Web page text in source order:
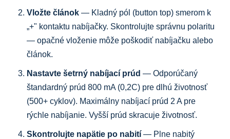
Vložte článok — Kladný pól (button top) smerom k
„+" kontaktu nabíjačky. Skontrolujte správnu polaritu
— opačné vloženie môže poškodiť nabíjačku alebo
článok.
Nastavte šetrný nabíjací prúd — Odporúčaný
štandardný prúd 800 mA (0,2C) pre dlhú životnosť
(500+ cyklov). Maximálny nabíjací prúd 2 A pre
rýchle nabíjanie. Vyšší prúd skracuje životnosť.
Skontrolujte napätie po nabití — Plne nabitý